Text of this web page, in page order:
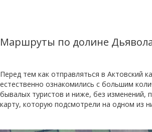
Маршруты по долине
Перед тем как отправляться в Актовский
естественно ознакомились с большим
бывалых туристов и ниже, без изменений,
карту, которую подсмотрели на одном из